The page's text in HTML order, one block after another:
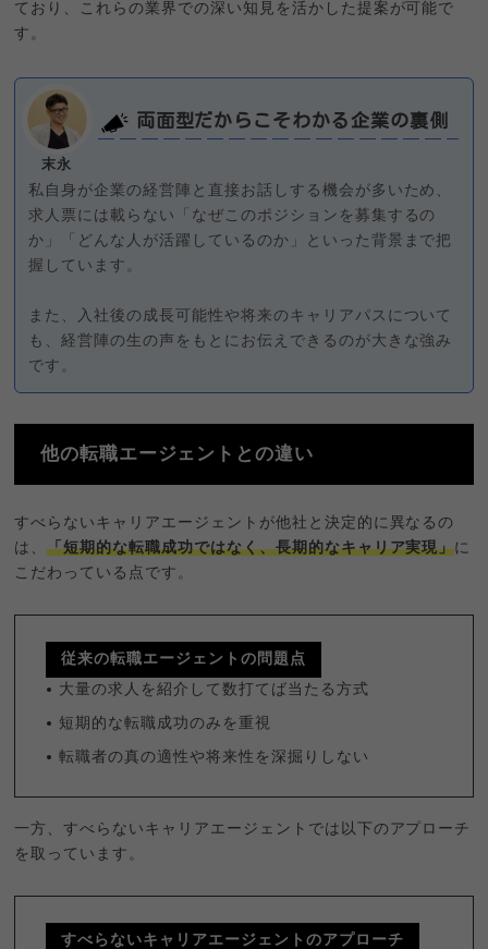
ており、これらの業界での深い知見を活かした提案が可能で
す。
末永
両面型だからこそわかる企業の裏側
私自身が企業の経営陣と直接お話しする機会が多いため、
求人票には載らない「なぜこのポジションを募集するの
か」「どんな人が活躍しているのか」といった背景まで把
握しています。
また、入社後の成長可能性や将来のキャリアパスについて
も、経営陣の生の声をもとにお伝えできるのが大きな強み
です。
他の転職エージェントとの違い
すべらないキャリアエージェントが他社と決定的に異なるの
は、「短期的な転職成功ではなく、長期的なキャリア実現」に
こだわっている点です。
従来の転職エージェントの問題点
大量の求人を紹介して数打てば当たる方式
短期的な転職成功のみを重視
転職者の真の適性や将来性を深掘りしない
一方、すべらないキャリアエージェントでは以下のアプローチ
を取っています。
すべらないキャリアエージェントのアプローチ